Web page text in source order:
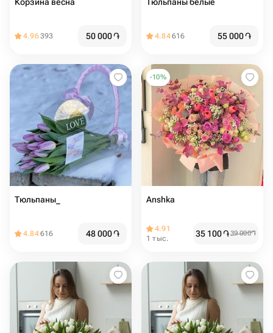
4.96393 50 000֏ 4.84616 55 000֏
Тюльпаны_
4.84616 48 000֏
-10%
Anshka
4.91
1 тыс.
35 100֏39 000֏